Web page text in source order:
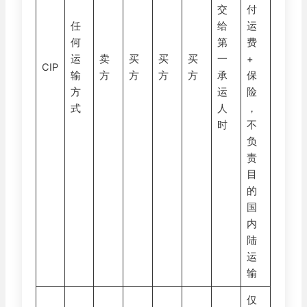
CIP
任
何
运
输
方
式
卖
方
买
方
买
方
买
方
交
给
第
一
承
运
人
时
付
运
费
+
保
险
，
不
负
责
目
的
国
内
陆
运
输
仅